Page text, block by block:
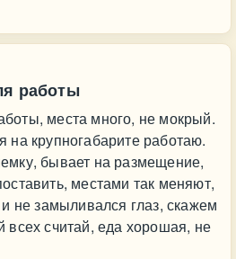
работы
места много, не мокрый.
на крупногабарите работаю.
бывает на размещение,
местами так меняют,
не замыливался глаз, скажем
всех считай, еда хорошая, не